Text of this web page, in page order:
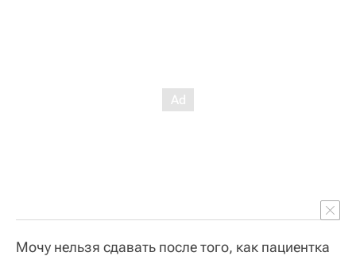
Мочу нельзя сдавать после того, как пациентка